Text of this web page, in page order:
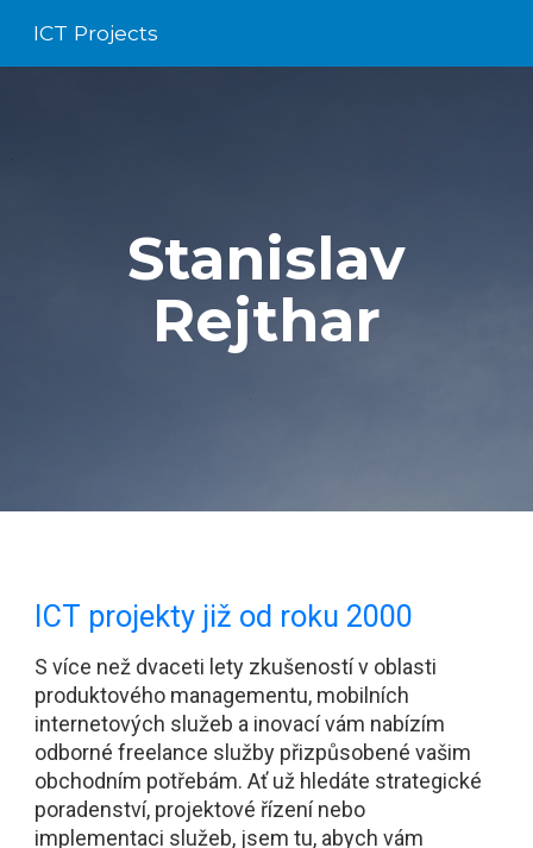
Skip to main content
ICT Projects
Stanislav
Rejthar
ICT projekty již od roku 2000
S více než dvaceti lety zkušeností v oblasti
produktového managementu, mobilních
internetových služeb a inovací vám nabízím
odborné freelance služby přizpůsobené vašim
obchodním potřebám. Ať už hledáte strategické
poradenství, projektové řízení nebo
implementaci služeb, jsem tu, abych vám